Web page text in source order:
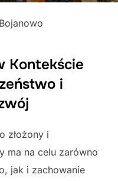
Kontekście
i
złożony i
ma na celu zarówno
jak i zachowanie